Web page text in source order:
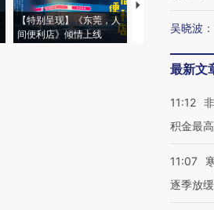
【特别呈现】《东莞，人
间便利店》倾情上线
【推广】走进第四
会，让数智科技“
吴晓波 ：
最新文
11:12
积金最
11:07
逐季放缓